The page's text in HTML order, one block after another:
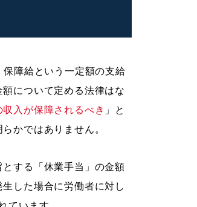
障給という一定額の支給
について定める法律はな
入が保障されるべき 」と
かではありません。
する「休業手当」の金額
した場合に労働者に対し